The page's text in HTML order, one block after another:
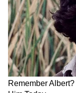
ಅದೃಷ್ಟ ಬಣ್ಣ:
ಅದೃಷ್ಟ ಸಂಖ್ಯೆ: 4
11
13